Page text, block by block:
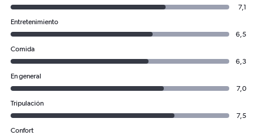
7,1
Entretenimiento
6,5
Comida
6,3
En general
7,0
Tripulación
7,5
Confort